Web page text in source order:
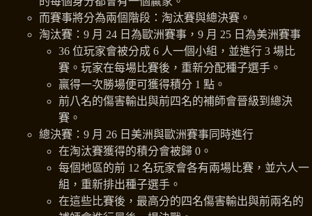
而賽事將分為兩個階段：淘汰賽與總決賽。
淘汰賽：9 月 24 日為歐洲賽事，9 月 25 日為美洲賽事
36 位玩家會被分成 6 人一個小組，並進行 3 場比
賽。玩家在每場比賽後，重新分配種子選手。
贏得一次勝場便可獲得積分 1 點。
前八名的傷害輸出與前四名的補師會晉級到總決
賽。
總決賽：9 月 26 日美洲與歐洲賽事同時進行
在淘汰賽獲得的積分會被歸 0。
每個地區的前 12 名玩家會各有兩場比賽，並六人一
組，重新排出種子選手。
在這些比賽後，最高分的四名傷害輸出與前兩名的